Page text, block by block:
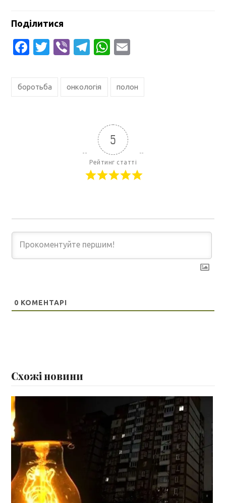
Поділитися
Facebook
Twitter
ViberTelegram
WhatsApp
боротьба онкологія полон
5
Рейтинг статті
0 КОМЕНТАРІ
Схожі новини